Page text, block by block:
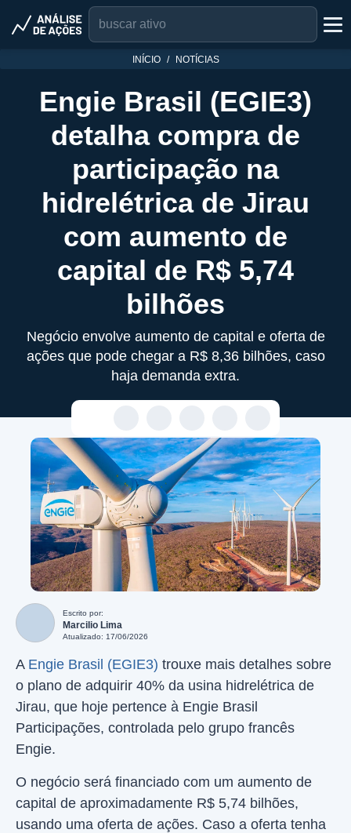
INÍCIO NOTÍCIAS
Engie Brasil (EGIE3)
detalha compra de
participação na
hidrelétrica de Jirau
com aumento de
capital de R$ 5,74
bilhões
Negócio envolve aumento de capital e oferta de
ações que pode chegar a R$ 8,36 bilhões, caso
haja demanda extra.
Escrito por:
Marcilio Lima
Atualizado: 17/06/2026
A Engie Brasil (EGIE3) trouxe mais detalhes sobre
o plano de adquirir 40% da usina hidrelétrica de
Jirau, que hoje pertence à Engie Brasil
Participações, controlada pelo grupo francês
Engie.
O negócio será financiado com um aumento de
capital de aproximadamente R$ 5,74 bilhões,
usando uma oferta de ações. Caso a oferta tenha